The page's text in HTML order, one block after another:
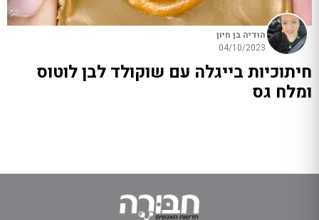
הודיה בן חיון
04/10/2023
חיתוכיות בייגלה עם שוקולד לבן לוטוס
ומלח גס